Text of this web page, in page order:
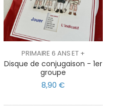
PRIMAIRE 6 ANS ET +
Disque de conjugaison - 1er
groupe
8,90 €